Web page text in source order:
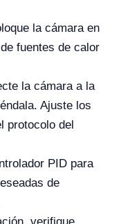
la cámara en
fuentes de calor
la cámara a la
Ajuste los
protocolo del
PID para
de